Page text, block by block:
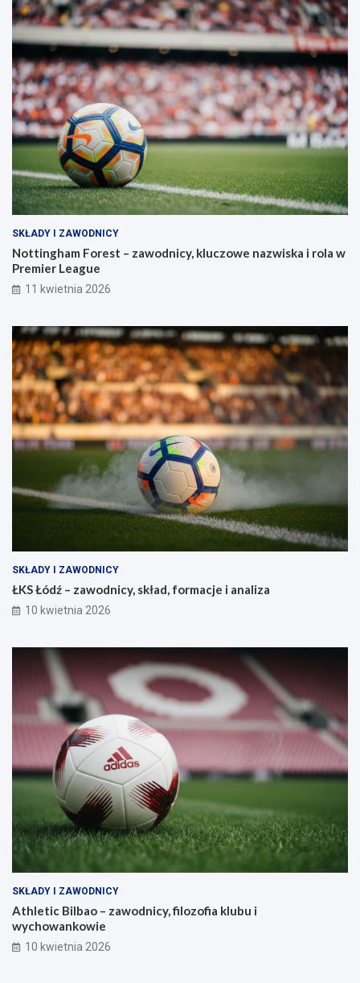
SKŁADY I ZAWODNICY
Nottingham Forest – zawodnicy, kluczowe nazwiska i rola w
Premier League
11 kwietnia 2026
SKŁADY I ZAWODNICY
ŁKS Łódź – zawodnicy, skład, formacje i analiza
10 kwietnia 2026
SKŁADY I ZAWODNICY
Athletic Bilbao – zawodnicy, filozofia klubu i
wychowankowie
10 kwietnia 2026